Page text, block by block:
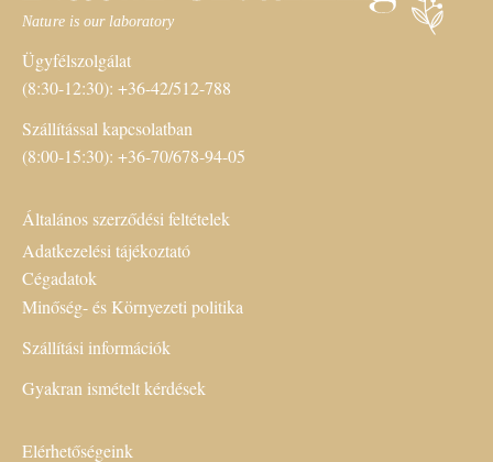
Ügyfélszolgálat
(8:30-12:30): +36-42/512-788
Szállítással kapcsolatban
(8:00-15:30): +36-70/678-94-05
Általános szerződési feltételek
Adatkezelési tájékoztató
Cégadatok
Minőség- és Környezeti politika
Szállítási információk
Gyakran ismételt kérdések
Elérhetőségeink